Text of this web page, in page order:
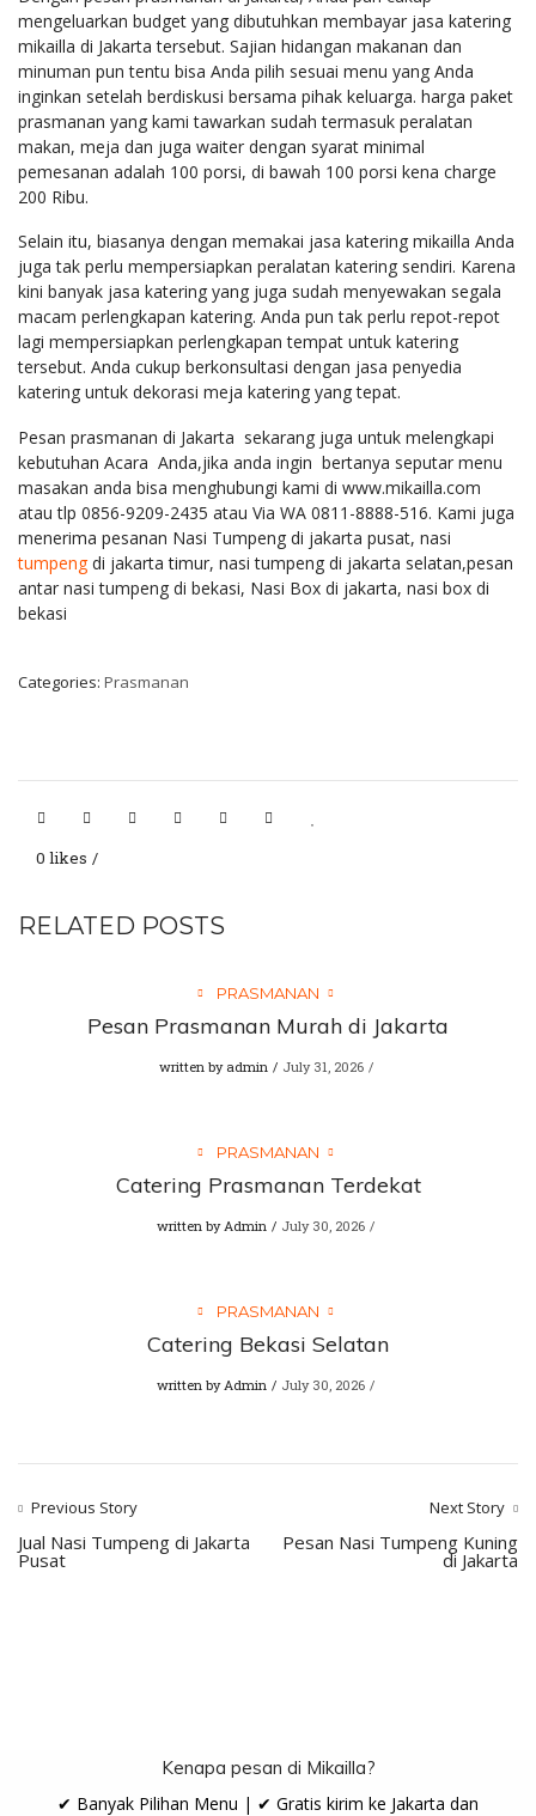
mengeluarkan budget yang dibutuhkan membayar jasa katering
mikailla di Jakarta tersebut. Sajian hidangan makanan dan
minuman pun tentu bisa Anda pilih sesuai menu yang Anda
inginkan setelah berdiskusi bersama pihak keluarga. harga paket
prasmanan yang kami tawarkan sudah termasuk peralatan
makan, meja dan juga waiter dengan syarat minimal
pemesanan adalah 100 porsi, di bawah 100 porsi kena charge
200 Ribu.
Selain itu, biasanya dengan memakai jasa katering mikailla Anda
juga tak perlu mempersiapkan peralatan katering sendiri. Karena
kini banyak jasa katering yang juga sudah menyewakan segala
macam perlengkapan katering. Anda pun tak perlu repot-repot
lagi mempersiapkan perlengkapan tempat untuk katering
tersebut. Anda cukup berkonsultasi dengan jasa penyedia
katering untuk dekorasi meja katering yang tepat.
Pesan prasmanan di Jakarta sekarang juga untuk melengkapi
kebutuhan Acara Anda,jika anda ingin bertanya seputar menu
masakan anda bisa menghubungi kami di www.mikailla.com
atau tlp 0856-9209-2435 atau Via WA 0811-8888-516. Kami juga
menerima pesanan Nasi Tumpeng di jakarta pusat, nasi
tumpengdi jakarta timur, nasi tumpeng di jakarta selatan,pesan
antar nasi tumpeng di bekasi, Nasi Box di jakarta, nasi box di
bekasi
Categories: Prasmanan
0 likes
RELATED POSTS
PRASMANAN
Pesan Prasmanan Murah di Jakarta
written by admin July 31, 2026
PRASMANAN
Catering Prasmanan Terdekat
written by Admin July 30, 2026
PRASMANAN
Catering Bekasi Selatan
written by Admin July 30, 2026
Previous Story
Jual Nasi Tumpeng di Jakarta
Pusat
Next Story
Pesan Nasi Tumpeng Kuning
di Jakarta
Kenapa pesan di Mikailla?
✔ Banyak Pilihan Menu | ✔ Gratis kirim ke Jakarta dan